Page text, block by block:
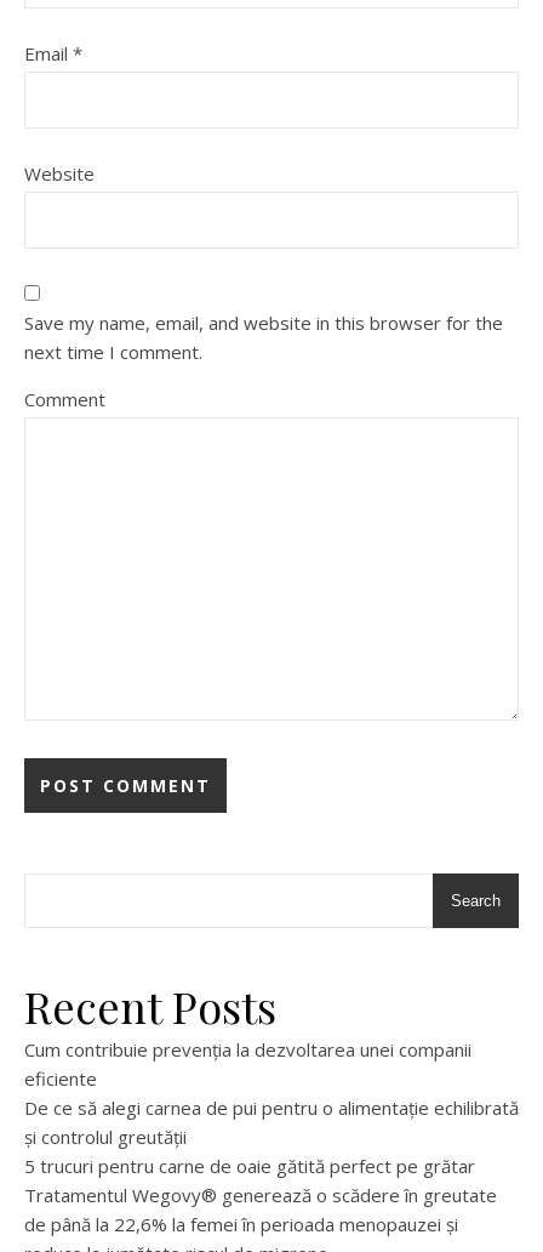
Email *
Website
Save my name, email, and website in this browser for the
next time I comment.
Comment
Search
Recent Posts
Cum contribuie prevenția la dezvoltarea unei companii
eficiente
De ce să alegi carnea de pui pentru o alimentație echilibrată
și controlul greutății
5 trucuri pentru carne de oaie gătită perfect pe grătar
Tratamentul Wegovy® generează o scădere în greutate
de până la 22,6% la femei în perioada menopauzei și